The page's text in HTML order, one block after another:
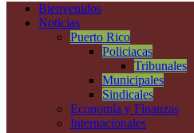
Bienvenidos
Noticias
Puerto Rico
Policiacas
Tribunales
Municipales
Sindicales
Economía y Finanzas
Internacionales